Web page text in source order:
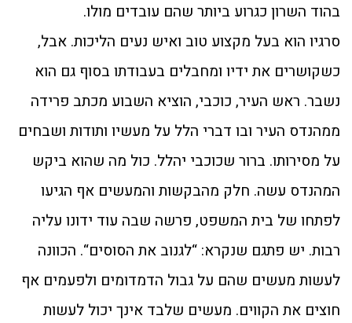
בהוד השרון כגרוע ביותר שהם עובדים מולו.
סרגיו הוא בעל מקצוע טוב ואיש נעים הליכות. אבל,
כשקושרים את ידיו ומחבלים בעבודתו בסוף גם הוא
נשבר. ראש העיר, כוכבי, הוציא השבוע מכתב פרידה
ממהנדס העיר ובו דברי הלל על מעשיו ותודות ושבחים
על מסירותו. ברור שכוכבי יהלל. כול מה שהוא ביקש
המהנדס עשה. חלק מהבקשות והמעשים אף הגיעו
לפתחו של בית המשפט, פרשה שבה עוד ידונו עליה
רבות. יש פתגם שנקרא: “לגנוב את הסוסים“. הכוונה
לעשות מעשים שהם על גבול הדמדומים ולפעמים אף
חוצים את הקווים. מעשים שלבד אינך יכול לעשות